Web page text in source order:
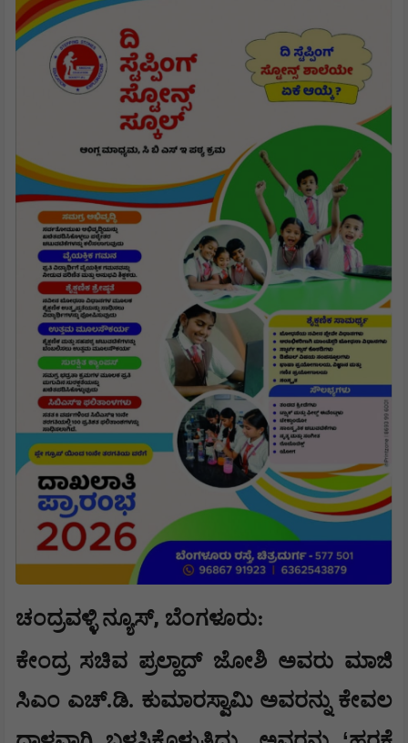
ಚಂದ್ರವಳ್ಳಿ ನ್ಯೂಸ್, ಬೆಂಗಳೂರು:
ಕೇಂದ್ರ ಸಚಿವ ಪ್ರಲ್ಹಾದ್ ಜೋಶಿ ಅವರು ಮಾಜಿ
ಸಿಎಂ ಎಚ್.ಡಿ. ಕುಮಾರಸ್ವಾಮಿ ಅವರನ್ನು ಕೇವಲ